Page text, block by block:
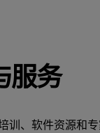
服务
训、软件资源和专